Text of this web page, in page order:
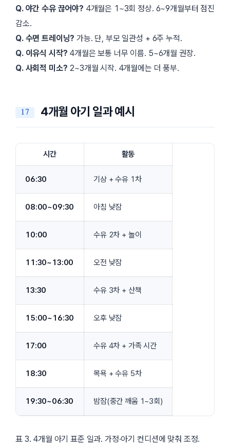
Q. 야간 수유 끊어야? 4개월은 1~3회 정상. 6~9개월부터 점진
감소.
Q. 수면 트레이닝? 가능. 단, 부모 일관성 + 6주 누적.
Q. 이유식 시작? 4개월은 보통 너무 이름. 5~6개월 권장.
Q. 사회적 미소? 2~3개월 시작. 4개월에는 더 풍부.
4개월 아기 일과 예시
시간 활동
06:30 기상 + 수유 1차
08:00~09:30 아침 낮잠
10:00 수유 2차 + 놀이
11:30~13:00 오전 낮잠
13:30 수유 3차 + 산책
15:00~16:30 오후 낮잠
17:00 수유 4차 + 가족 시간
18:30 목욕 + 수유 5차
19:30~06:30 밤잠(중간 깨움 1~3회)
표 3. 4개월 아기 표준 일과. 가정·아기 컨디션에 맞춰 조정.